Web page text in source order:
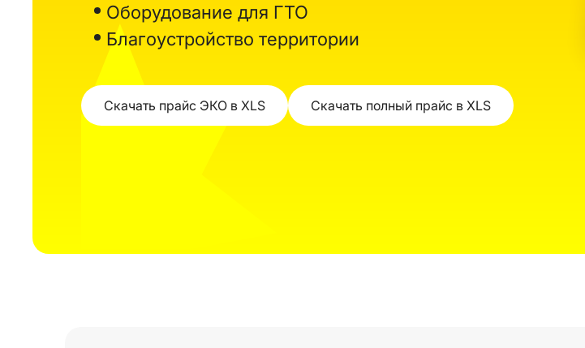
Оборудование для ГТО
Благоустройство территории
Скачать прайс ЭКО в XLS Скачать полный прайс в XLS